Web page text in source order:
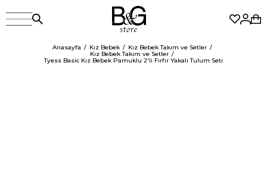
Anasayfa Kız Bebek
Kız Bebek Takım ve Setler
Kız Bebek Takım ve Setler
Tyess Basic Kız Bebek Pamuklu 2'li Fırfır Yakalı Tulum Seti